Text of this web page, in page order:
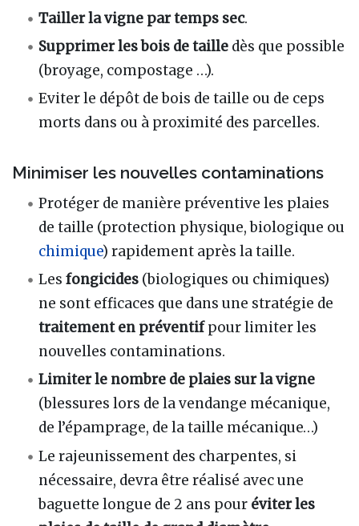
Tailler la vigne par temps sec.
Supprimer les bois de taille dès que possible
(broyage, compostage …).
Eviter le dépôt de bois de taille ou de ceps
morts dans ou à proximité des parcelles.
Minimiser les nouvelles contaminations
Protéger de manière préventive les plaies
de taille (protection physique, biologique ou
chimique) rapidement après la taille.
Lesfongicides (biologiques ou chimiques)
ne sont efficaces que dans une stratégie de
traitement en préventifpour limiter les
nouvelles contaminations.
Limiter le nombre de plaies sur la vigne
(blessures lors de la vendange mécanique,
de l’épamprage, de la taille mécanique…)
Le rajeunissement des charpentes, si
nécessaire, devra être réalisé avec une
baguette longue de 2 ans pour éviter les